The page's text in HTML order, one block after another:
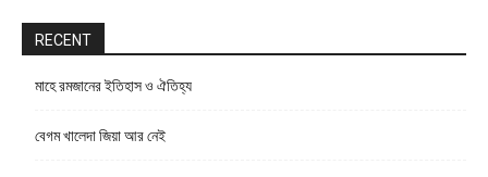
RECENT
মাহে রমজানের ইতিহাস ও ঐতিহ্য
বেগম খালেদা জিয়া আর নেই